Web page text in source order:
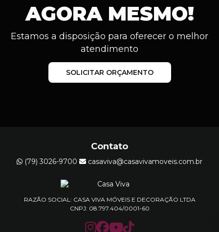
AGORA MESMO!
Estamos a disposição para oferecer o melhor
atendimento
SOLICITAR ORÇAMENTO
Contato
(79) 3026-9700 casaviva@casavivamoveis.com.br
RAZÃO SOCIAL: CASA VIVA MÓVEIS E DECORAÇÃO LTDA
CNPJ: 08.797.404/0001-60